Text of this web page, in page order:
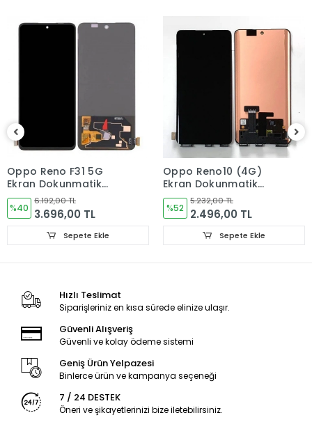
Tüm cep telefonu yedek parça siparişleriniz hafta içi saat
kargoya verilir. Pazar ve resmi tatillerde verdiğiniz siparişler
bir sonraki iş günü içerisinde kargoya verilir.
ÜRÜN GÖNDERİMİ
Ürünler paketleme aşamasında kontrol edilmektedir. Tüm
ürünler ambalajında sert kutuda kargo şartlarına dayanacak
gönderilmektedir.
GARANTİ DURUMU
Kullanıcıdan kaynaklanan sorunlar garanti kapsamı
dışındadır!
İADE VE DEĞİŞİM KURALLARI
LCD Ekran, Kasa, Kapak, Bataryalar ve diğer aldığınız iç
akşamlarda ürünün hasar görmemiş olması gerekmektedir.
Oppo Reno F31 5G
Ekran Dokunmatik
Cam ORJINAL
%40
6.192,00 TL
3.696,00 TL
Sepete Ekle
Oppo Reno10 (4G)
Ekran Dokunmatik
Cam ORJINAL
%52
5.232,00 TL
2.496,00 TL
Sepete Ekle
Hızlı Teslimat
Siparişleriniz en kısa sürede elinize ulaşır.
Güvenli Alışveriş
Güvenli ve kolay ödeme sistemi
Geniş Ürün Yelpazesi
Binlerce ürün ve kampanya seçeneği
7 / 24 DESTEK
Öneri ve şikayetlerinizi bize iletebilirsiniz.